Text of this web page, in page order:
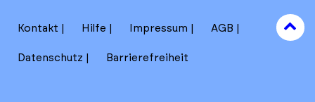
Kontakt Hilfe Impressum AGB
Datenschutz Barrierefreiheit
to
top